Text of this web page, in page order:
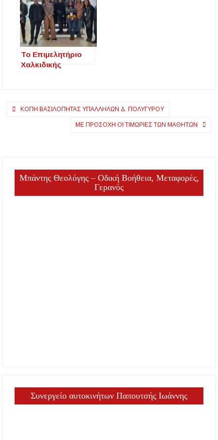
Το Επιμελητήριο
Χαλκιδικής
Ευρωπαϊκού
“GreenHost” στο
Πλοήγηση
ΚΟΠΗ ΒΑΣΙΛΟΠΗΤΑΣ ΥΠΑΛΛΗΛΩΝ Δ. ΠΟΛΥΓΥΡΟΥ
ΜΕ ΠΡΟΣΟΧΉ ΟΙ ΤΙΜΩΡΊΕΣ ΤΩΝ ΜΑΘΗΤΏΝ
Μπάντης Θεολόγης – Οδική Βοήθεια, Μεταφορές,
Γερανός
Συνεργείο αυτοκινήτων Παπουτσής Ιωάννης